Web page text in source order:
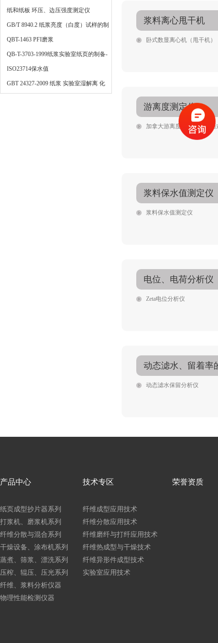
的制备 快速凯塞法
纸和纸板 环压、边压强度测定仪
GB/T 8940.2 纸浆亮度（白度）试样的制
备
QBT-1463 PFI磨浆
QB-T-3703-1999纸浆实验室纸页的制备-
常规纸页成型器法
ISO23714保水值
GBT 24327-2009 纸浆 实验室湿解离 化
浆料离心甩干机
卧式数显离心机（甩干机）
游离度测定仪
加拿大游离度测定仪（桌面
浆料保水值测定仪
浆料保水值测定仪
电位、电荷分析仪
Zeta电位分析仪
动态滤水、留着率
动态滤水保留分析仪
产品中心
纸页成型抄片器系列
打浆机、磨浆机系列
纤维分散与混合系列
干燥设备、涂布机系列
蒸煮、筛浆、漂洗系列
压榨、辊压、压光系列
纤维、浆料分析仪器
物理性能检测仪器
技术专区
纤维成型应用技术
纤维分散应用技术
纤维磨纤与打纤应用技术
纤维热成型与干燥技术
纤维异形件成型技术
实验室应用技术
荣誉资质